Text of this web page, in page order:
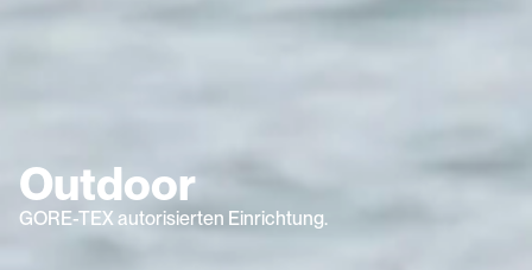
Outdoor
GORE-TEX autorisierten Einrichtung.